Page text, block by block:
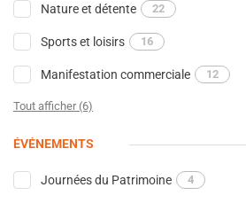
Nature et détente 22
Sports et loisirs 16
Manifestation commerciale 12
Tout afficher (6)
ÉVÉNEMENTS
Journées du Patrimoine 4